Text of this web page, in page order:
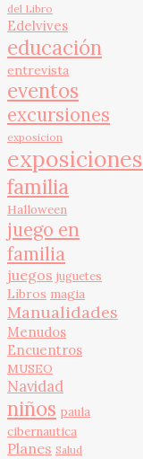
del Libro
Edelvives
educación
entrevista
eventos
excursiones
exposicion
exposiciones
familia
Halloween
juego en
familia
juegos juguetes
Libros magia
Manualidades
Menudos
Encuentros
MUSEO
Navidad
niños paula
cibernautica
Planes Salud